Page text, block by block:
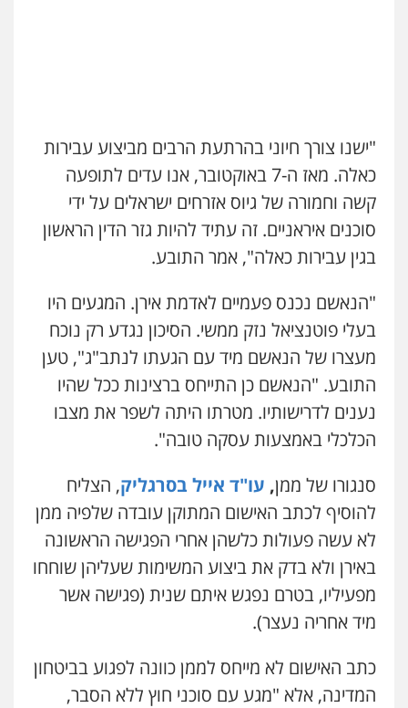
"ישנו צורך חיוני בהרתעת הרבים מביצוע עבירות
כאלה. מאז ה-7 באוקטובר, אנו עדים לתופעה
קשה וחמורה של גיוס אזרחים ישראלים על ידי
סוכנים איראניים. זה עתיד להיות גזר הדין הראשון
בגין עבירות כאלה", אמר התובע.
"הנאשם נכנס פעמיים לאדמת אירן. המגעים היו
בעלי פוטנציאל נזק ממשי. הסיכון נגדע רק נוכח
מעצרו של הנאשם מיד עם הגעתו לנתב"ג", טען
התובע. "הנאשם כן התייחס ברצינות ככל שהיו
נענים לדרישותיו. מטרתו היתה לשפר את מצבו
הכלכלי באמצעות עסקה טובה".
סנגורו של ממן, עו"ד אייל בסרגליק, הצליח
להוסיף לכתב האישום המתוקן עובדה שלפיה ממן
לא עשה פעולות כלשהן אחרי הפגישה הראשונה
באירן ולא בדק את ביצוע המשימות שעליהן שוחחו
מפעיליו, בטרם נפגש איתם שנית (פגישה אשר
מיד אחריה נעצר).
כתב האישום לא מייחס לממן כוונה לפגוע בביטחון
המדינה, אלא "מגע עם סוכני חוץ ללא הסבר,